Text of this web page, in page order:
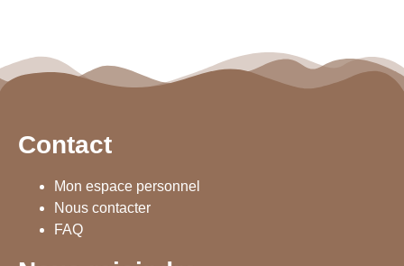
Contact
Mon espace personnel
Nous contacter
FAQ